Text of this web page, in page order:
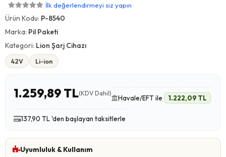
İlk değerlendirmeyi siz yapın
Ürün Kodu: P-8540
Marka: Pil Paketi
Kategori: Lion Şarj Cihazı
42V Li-ion
1.259,89 TL(KDV Dahil)
Havale/EFT ile 1.222,09 TL
137,90 TL 'den başlayan taksitlerle
Uyumluluk & Kullanım